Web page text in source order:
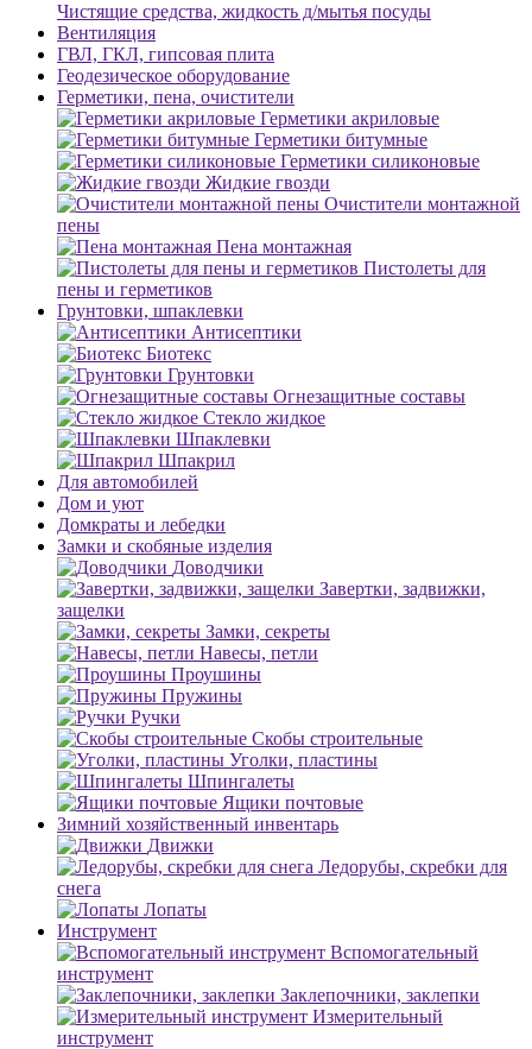
Чистящие средства, жидкость д/мытья посуды
Вентиляция
ГВЛ, ГКЛ, гипсовая плита
Геодезическое оборудование
Герметики, пена, очистители
Герметики акриловые
Герметики битумные
Герметики силиконовые
Жидкие гвозди
Очистители монтажной
пены
Пена монтажная
Пистолеты для
пены и герметиков
Грунтовки, шпаклевки
Антисептики
Биотекс
Грунтовки
Огнезащитные составы
Стекло жидкое
Шпаклевки
Шпакрил
Для автомобилей
Дом и уют
Домкраты и лебедки
Замки и скобяные изделия
Доводчики
Завертки, задвижки,
защелки
Замки, секреты
Навесы, петли
Проушины
Пружины
Ручки
Скобы строительные
Уголки, пластины
Шпингалеты
Ящики почтовые
Зимний хозяйственный инвентарь
Движки
Ледорубы, скребки для
снега
Лопаты
Инструмент
Вспомогательный
инструмент
Заклепочники, заклепки
Измерительный
инструмент